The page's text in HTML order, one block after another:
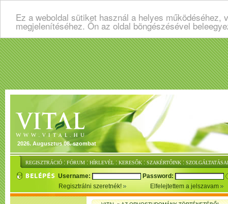
Ez a weboldal sütiket használ a helyes
megjelenítéséhez. Ön az oldal böngészésével
2026. Augusztus 08. szombat
REGISZTRÁCIÓ : FÓRUM : HÍRLEVÉL : KERESŐK : SZAKÉRTŐINK :
Username:
Password:
Regisztrálni szeretnék!
Elfelejtettem a jelszavam